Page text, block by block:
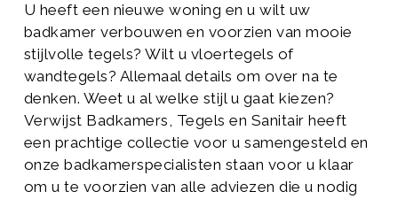
U heeft een nieuwe woning en u wilt uw
badkamer verbouwen en voorzien van mooie
stijlvolle tegels? Wilt u vloertegels of
wandtegels? Allemaal details om over na te
denken. Weet u al welke stijl u gaat kiezen?
Verwijst Badkamers, Tegels en Sanitair heeft
een prachtige collectie voor u samengesteld en
onze badkamerspecialisten staan voor u klaar
om u te voorzien van alle adviezen die u nodig